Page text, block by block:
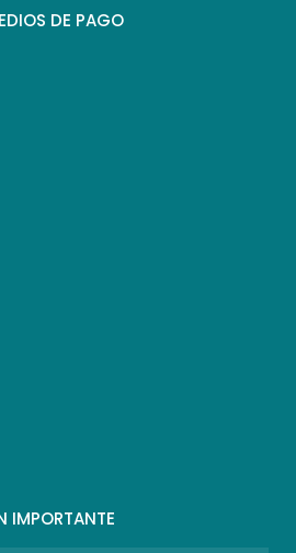
s
a
b
DE PAGO
IMPORTANTE